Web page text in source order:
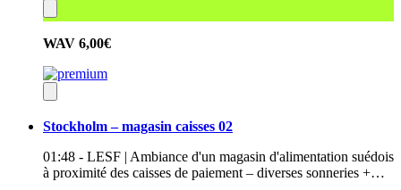
WAV 6,00€
Stockholm – magasin caisses 02
01:48 - LESF | Ambiance d'un magasin d'alimentation suédois
à proximité des caisses de paiement – diverses sonneries +…